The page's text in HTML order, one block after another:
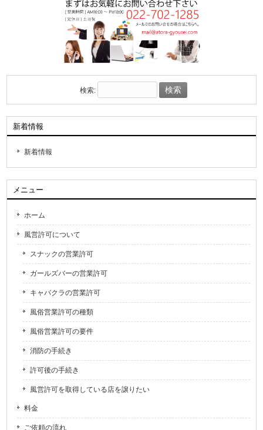
検索:
新着情報
新着情報
メニュー
ホーム
風営許可について
スナックの営業許可
ガールズバーの営業許可
キャバクラの営業許可
風俗営業許可の種類
風俗営業許可の要件
消防の手続き
許可後の手続き
風営許可を取得している店を譲りたい
料金
ご依頼の流れ